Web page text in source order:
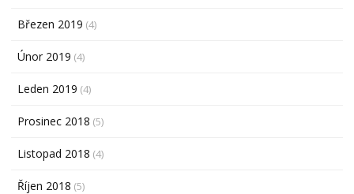
Březen 2019 (4)
Únor 2019 (4)
Leden 2019 (4)
Prosinec 2018 (5)
Listopad 2018 (4)
Říjen 2018 (5)